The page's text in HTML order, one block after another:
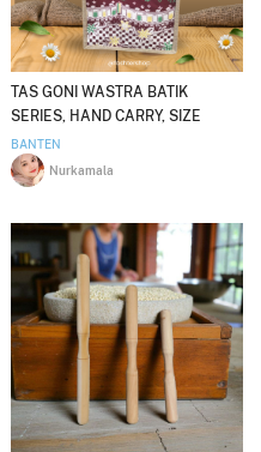
TAS GONI WASTRA BATIK
SERIES, HAND CARRY, SIZE
30x10x25 cm
BANTEN
Nurkamala